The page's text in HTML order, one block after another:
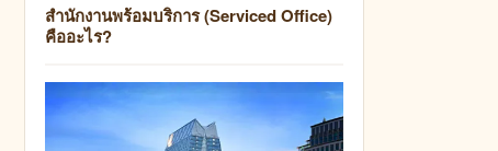
สำนักงานพร้อมบริการ (Serviced Office)
คืออะไร?